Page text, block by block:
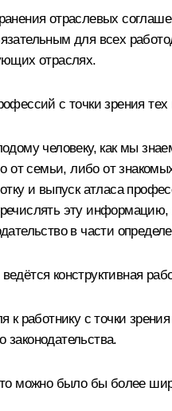
отраслевых
для всех
отраслях.
с точки зрения
человеку, как мы
от семьи, либо от
и выпуск атласа
эту информацию,
в части
конструктивная
к работнику с точки
законодательства.
можно было бы более